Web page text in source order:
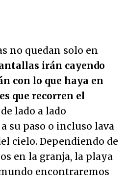
no quedan solo en
irán cayendo
con lo que haya en
que recorren el
lado a lado
su paso o incluso lava
cielo. Dependiendo de
en la granja, la playa
encontraremos